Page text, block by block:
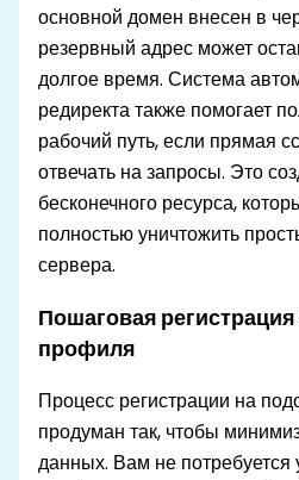
основной домен внесен в
резервный адрес может
долгое время. Система
редиректа также помогает
рабочий путь, если прямая
отвечать на запросы. Это
бесконечного ресурса,
полностью уничтожить
сервера.
Пошаговая
профиля
Процесс регистрации на
продуман так, чтобы
данных. Вам не потребуется